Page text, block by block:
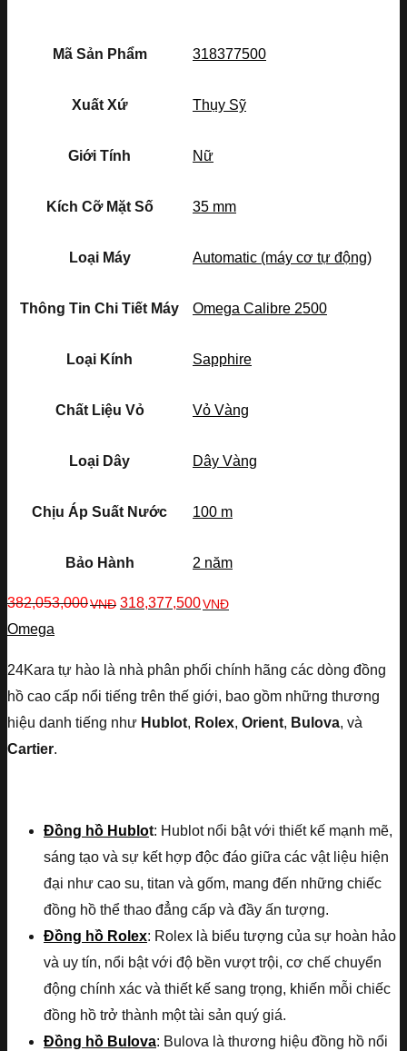
Mã Sản Phẩm 318377500
Xuất Xứ Thụy Sỹ
Giới Tính Nữ
Kích Cỡ Mặt Số 35 mm
Loại Máy Automatic (máy cơ tự động)
Thông Tin Chi Tiết Máy Omega Calibre 2500
Loại Kính Sapphire
Chất Liệu Vỏ Vỏ Vàng
Loại Dây Dây Vàng
Chịu Áp Suất Nước 100 m
Bảo Hành 2 năm
382,053,000VNĐ 318,377,500VNĐ
Omega
24Kara tự hào là nhà phân phối chính hãng các dòng đồng
hồ cao cấp nổi tiếng trên thế giới, bao gồm những thương
hiệu danh tiếng như Hublot, Rolex, Orient, Bulova, và
Cartier.
Đồng hồ Hublot: Hublot nổi bật với thiết kế mạnh mẽ,
sáng tạo và sự kết hợp độc đáo giữa các vật liệu hiện
đại như cao su, titan và gốm, mang đến những chiếc
đồng hồ thể thao đẳng cấp và đầy ấn tượng.
Đồng hồ Rolex: Rolex là biểu tượng của sự hoàn hảo
và uy tín, nổi bật với độ bền vượt trội, cơ chế chuyển
động chính xác và thiết kế sang trọng, khiến mỗi chiếc
đồng hồ trở thành một tài sản quý giá.
Đồng hồ Bulova: Bulova là thương hiệu đồng hồ nổi